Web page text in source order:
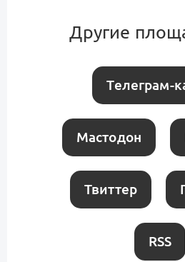
Другие
Телеграм-
Мастодон
Твиттер
RSS